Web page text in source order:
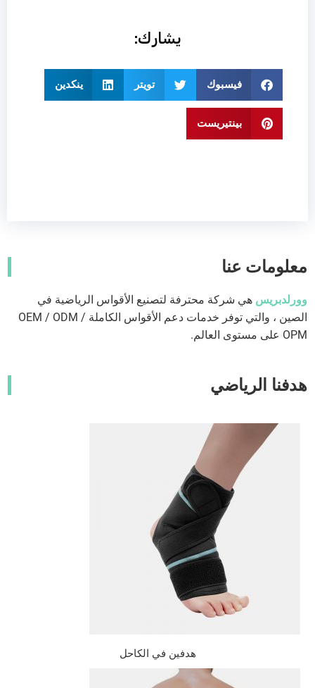
يشارك:
فيسبوك تويتر ينكدين
بينتيريست
معلومات عنا
وورلدبريس هي شركة محترفة لتصنيع الأقواس الرياضية في
الصين ، والتي توفر خدمات دعم الأقواس الكاملة OEM / ODM /
OPM على مستوى العالم.
هدفنا الرياضي
هدفين في الكاحل